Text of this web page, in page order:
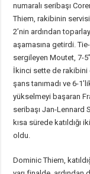
numaralı seribaşı
Thiem, rakibinin
2’nin ardından
aşamasına getirdi.
sergileyen Moutet, 7-
İkinci sette de rakibini
şans tanımadı ve 6-
yükselmeyi başaran
seribaşı Jan-Lennard
kısa sürede
oldu.
Dominic Thiem,